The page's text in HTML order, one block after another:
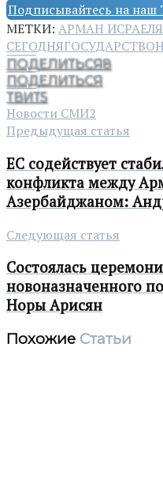
Подписывайтесь на наш
МЕТКИ: АРМАН
СЕГОДНЯГОСУДАРСТВО
ПОДЕЛИТЬСЯ8
ПОДЕЛИТЬСЯ
ТВИТ5
Новости СМИ2
Предыдущая статья
ЕС содействует
конфликта между
Азербайджаном:
Следующая статья
Состоялась
новоназначенного
Норы Арисян
Похожие Статьи